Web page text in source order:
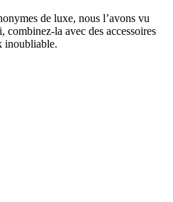
de luxe, nous l’avons vu
combinez-la avec des accessoires
inoubliable.